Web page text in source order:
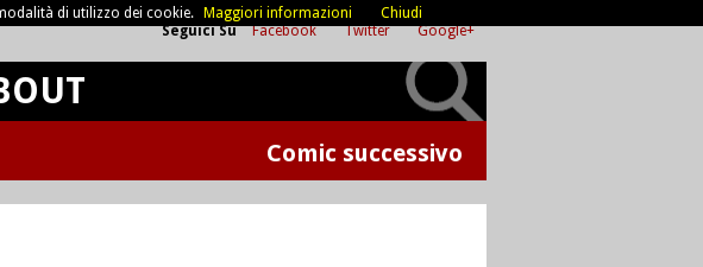
Seguici Su Facebook Twitter Google+
Comic successivo
di utilizzo dei cookie. Maggiori informazioni Chiudi